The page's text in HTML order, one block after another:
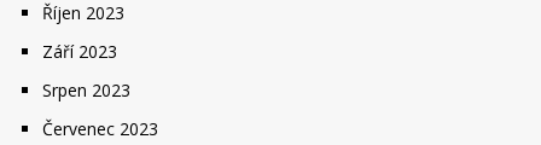
Říjen 2023
Září 2023
Srpen 2023
Červenec 2023